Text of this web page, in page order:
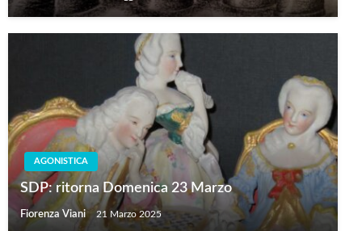
AGONISTICA
SDP: ritorna Domenica 23 Marzo
Fiorenza Viani 21 Marzo 2025